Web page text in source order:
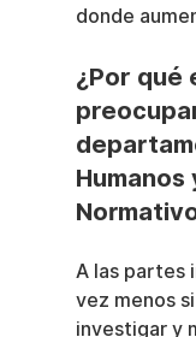
donde
¿Por qué
Humanos
A las partes
vez menos
investigar y